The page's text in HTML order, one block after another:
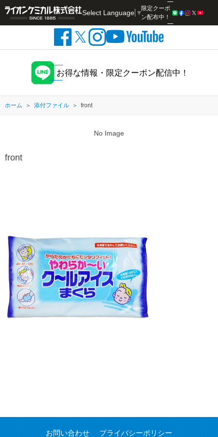
Select Language ▼
限定クーポ
ン配布中！
お得な情報・限定クーポン配信中！
ホーム 添付ファイル front
No Image
front
お問い合わせ プライバシーポリシー
検索